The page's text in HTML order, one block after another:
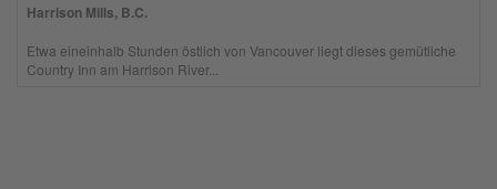
Harrison Mills, B.C.
Etwa eineinhalb Stunden östlich von Vancouver liegt dieses gemütliche
Country Inn am Harrison River...